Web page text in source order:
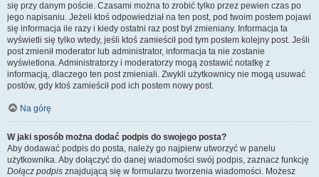
się przy danym poście. Czasami można to zrobić tylko przez pewien czas po
jego napisaniu. Jeżeli ktoś odpowiedział na ten post, pod twoim postem pojawi
się informacja ile razy i kiedy ostatni raz post był zmieniany. Informacja ta
wyświetli się tylko wtedy, jeśli ktoś zamieścił pod tym postem kolejny post. Jeśli
post zmienił moderator lub administrator, informacja ta nie zostanie
wyświetlona. Administratorzy i moderatorzy mogą zostawić notatkę z
informacją, dlaczego ten post zmieniali. Zwykli użytkownicy nie mogą usuwać
postów, gdy ktoś zamieścił pod ich postem nowy post.
Na górę
W jaki sposób można dodać podpis do swojego posta?
Aby dodawać podpis do posta, należy go najpierw utworzyć w panelu
użytkownika. Aby dołączyć do danej wiadomości swój podpis, zaznacz funkcję
Dołącz podpis znajdującą się w formularzu tworzenia wiadomości. Możesz